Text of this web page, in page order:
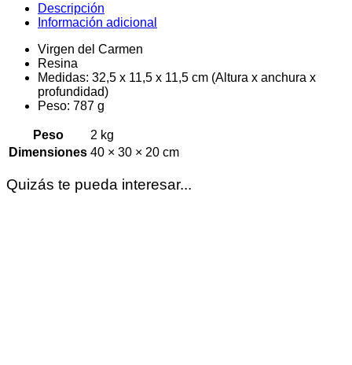
Descripción
Información adicional
Virgen del Carmen
Resina
Medidas: 32,5 x 11,5 x 11,5 cm (Altura x anchura x
profundidad)
Peso: 787 g
Peso
2 kg
Dimensiones 40 × 30 × 20 cm
Quizás te pueda interesar...